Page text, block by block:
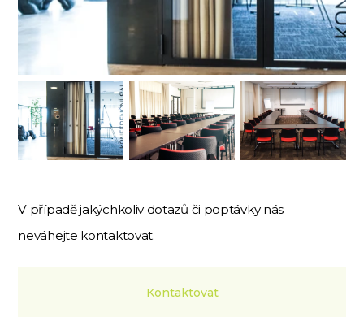
V případě jakýchkoliv dotazů či poptávky nás
neváhejte kontaktovat.
Kontaktovat